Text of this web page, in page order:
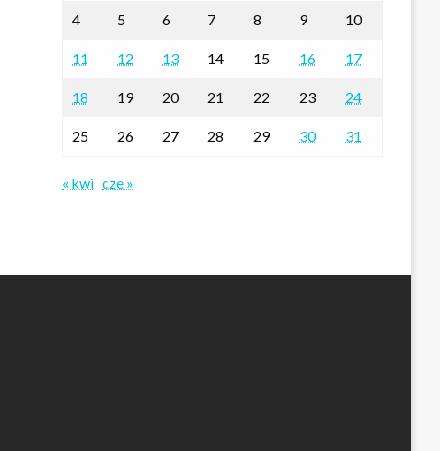
4 5 6 7 8 9 10
11 12 13 14 15 16 17
18 19 20 21 22 23 24
25 26 27 28 29 30 31
« kwi cze »